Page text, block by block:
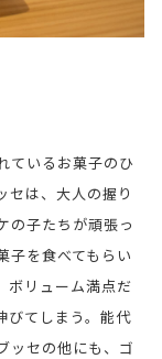
ているお菓子のひ
セは、大人の握り
の子たちが頑張っ
子を食べてもらい
ボリューム満点だ
びてしまう。能代
ッセの他にも、ゴ